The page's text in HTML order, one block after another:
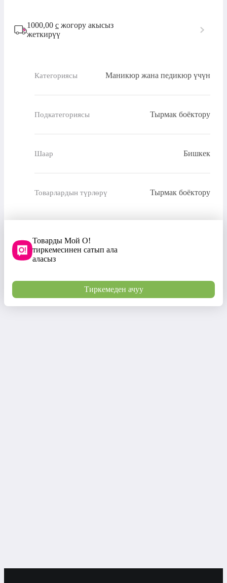
1000,00 с жогору акысыз
жеткирүү
Категориясы Маникюр жана педикюр үчүн
Подкатегориясы Тырмак боёктору
Шаар Бишкек
Товарлардын түрлөрү Тырмак боёктору
Товарды Мой О!
тиркемесинен сатып ала
аласыз
Тиркемеден ачуу